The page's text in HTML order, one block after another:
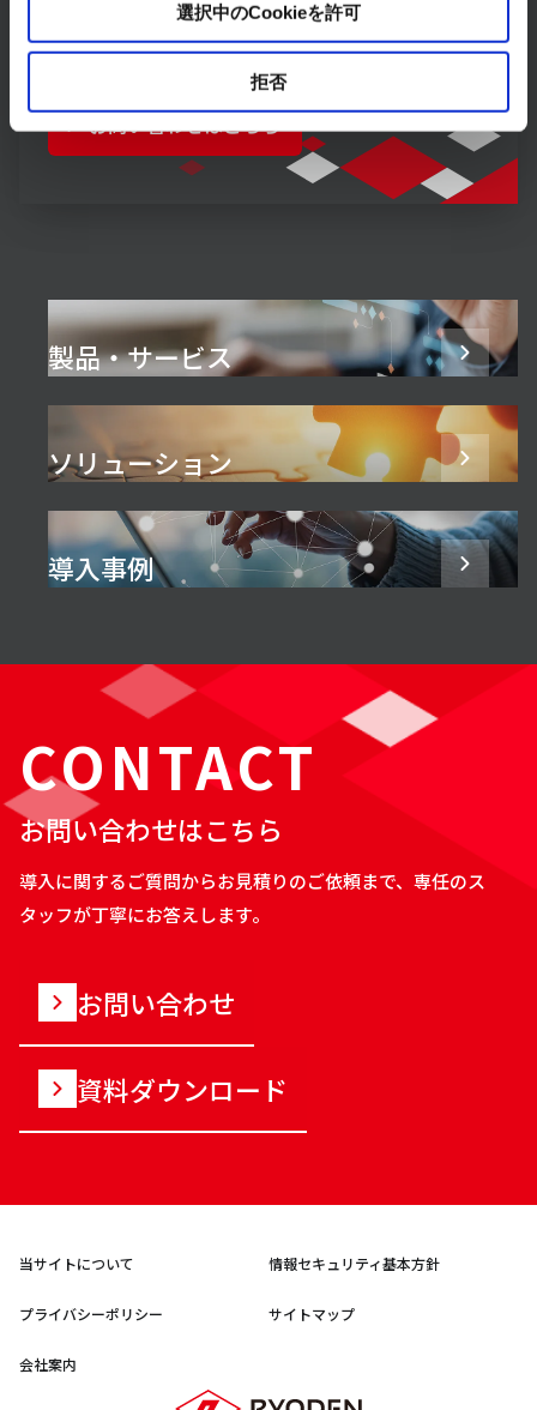
選択中のCookieを許可
拒否
RYODENでは、FAシステム事業に関するあらゆるお
悩みを解決します。
まずは、お気軽にご相談ください。
お問い合わせはこちら
製品・サービス
ソリューション
導入事例
CONTACT
お問い合わせはこちら
導入に関するご質問からお見積りのご依頼まで、専任のス
タッフが丁寧にお答えします。
お問い合わせ
資料ダウンロード
当サイトについて 情報セキュリティ基本方針
プライバシーポリシー サイトマップ
会社案内